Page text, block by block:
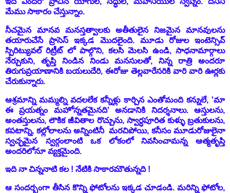
మేము సాకారం చేస్తున్నాం.
నీచమైన మానవ మనస్తత్వాలకు అతీతులైన నిజమైన మానవులను
తయారుచేసే ప్రాసెస్ ఇక్కడ మొదలైంది. మూడు రోజుల ఇంటెన్సివ్
స్పిరిట్యువల్ రిట్రీట్ లో పాల్గొని, కలసి మెలసి ఉండి, సాధనామార్గాలు
నేర్చుకుని, తృప్తి నిండిన నిండు మనసులతో, నిన్న రాత్రి అందరూ
తిరుగుప్రయాణానికి బయలుదేరి, ఈరోజు తెల్లవారేసరికి వారి వారి ఊర్లకు
చేరుకున్నారు.
ఆశ్రమాన్ని మమ్మల్ని వదలలేక కన్నీళ్లు కార్చిన ఎంతోమంది కన్నులే, 'మా
ఈ ప్రయత్నం మహోన్నతమైనది' అనడానికి నిదర్శనాలు. ఆస్తులను,
అంతస్తులను, లౌకిక జీవితాల రొచ్చును, స్వార్ధపూరిత కుళ్ళు బ్రతుకులను,
కపటాన్ని, కల్లోలాలను అన్నింటినీ మరచిపోయి, కనీసం మూడురోజులైనా
స్వచ్ఛమైన స్వర్గంలాంటి ఒక లోకంలో నివసించామన్న ఆత్మతృప్తి
అందరిలోనూ వ్యక్తమైంది.
ఇది నా చిన్ననాటి కల ! నేటికి సాకారమౌతున్నది !
ఆ సందర్భంగా తీసిన కొన్ని ఫోటోలను ఇక్కడ చూడండి. మరిన్ని ఫోటోల,